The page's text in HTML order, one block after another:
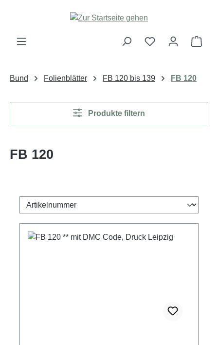
Zum Hauptinhalt springen
Bund Folienblätter FB 120 bis 139 FB 120
Produkte filtern
FB 120